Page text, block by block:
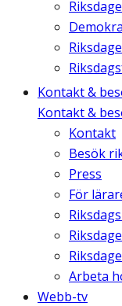
Kontakt &
Kontakt &
Kontakt
Besök
Press
För
Arbeta
Webb-tv